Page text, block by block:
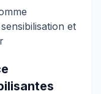
et